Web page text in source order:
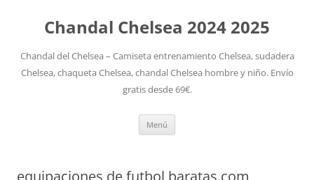
Chandal Chelsea 2024 2025
Chandal del Chelsea – Camiseta entrenamiento Chelsea, sudadera
Chelsea, chaqueta Chelsea, chandal Chelsea hombre y niño. Envío
gratis desde 69€.
Menú
equipaciones de futbol baratas.com